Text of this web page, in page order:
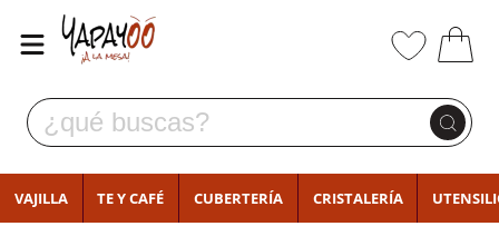
VAJILLA TE Y CAFÉ CUBERTERÍA CRISTALERÍA